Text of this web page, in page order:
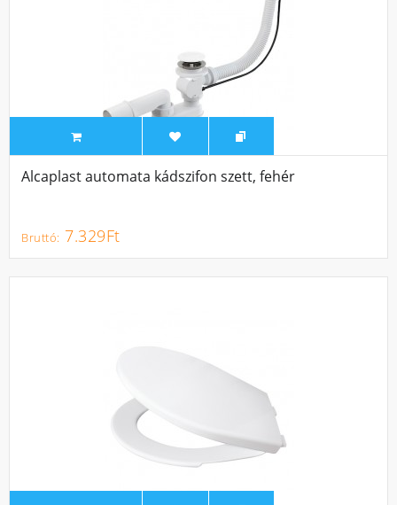
Alcaplast automata kádszifon szett, fehér
7.329Ft